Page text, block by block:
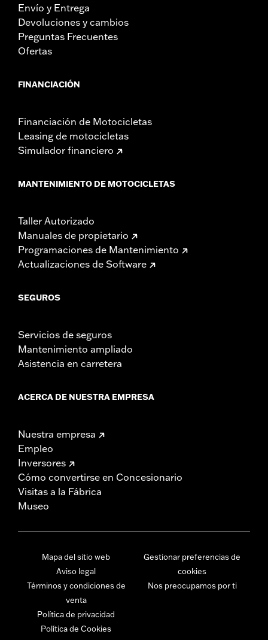
Envío y Entrega
Devoluciones y cambios
Preguntas Frecuentes
Ofertas
FINANCIACIÓN
Financiación de Motocicletas
Leasing de motocicletas
Simulador financiero
MANTENIMIENTO DE MOTOCICLETAS
Taller Autorizado
Manuales de propietario
Programaciones de Mantenimiento
Actualizaciones de Software
SEGUROS
Servicios de seguros
Mantenimiento ampliado
Asistencia en carretera
ACERCA DE NUESTRA EMPRESA
Nuestra empresa
Empleo
Inversores
Cómo convertirse en Concesionario
Visitas a la Fábrica
Museo
Mapa del sitio web
Aviso legal
Términos y condiciones de
venta
Política de privacidad
Política de Cookies
Gestionar preferencias de
cookies
Nos preocupamos por ti